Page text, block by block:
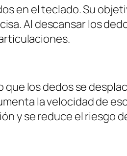
en el teclado. Su
Al descansar los
los dedos se
la velocidad de
y se reduce el riesgo